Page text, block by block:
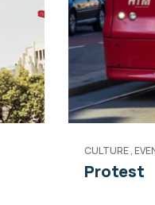
CULTURE,
Protest